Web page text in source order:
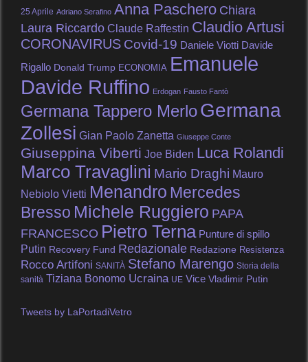
25 Aprile Adriano Serafino Anna Paschero Chiara
Laura Riccardo Claude Raffestin Claudio Artusi
CORONAVIRUS Covid-19 Daniele Viotti Davide
Rigallo Donald Trump ECONOMIA Emanuele
Davide Ruffino Erdogan Fausto Fantò
Germana Tappero MerloGermana
Zollesi Gian Paolo Zanetta Giuseppe Conte
Giuseppina Viberti Joe Biden Luca Rolandi
Marco Travaglini Mario Draghi Mauro
Nebiolo Vietti Menandro Mercedes
Bresso Michele Ruggiero PAPA
FRANCESCO Pietro Terna Punture di spillo
Putin Recovery Fund Redazionale Redazione Resistenza
Rocco Artifoni SANITÀ Stefano Marengo Storia della
sanità Tiziana Bonomo Ucraina UE Vice Vladimir Putin
Tweets by LaPortadiVetro